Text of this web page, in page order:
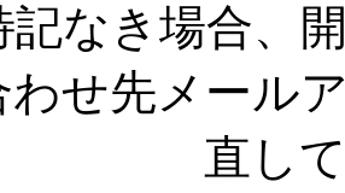
なき場合、
せ先メール
直し